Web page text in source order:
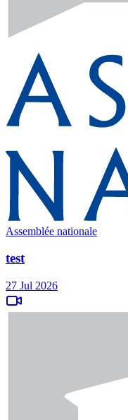
Assemblée nationale
test
27 Jul 2026